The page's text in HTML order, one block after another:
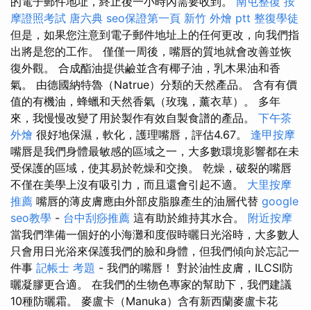
摩證照考試 唐六典 seo保證第一頁 新竹 外燴 ptt 整復學徒
但是，如果您注意到電子郵件地址上的任何更改，向我們指
出將是您的工作。 僅僅一周後，嘴唇的質地就會改善並恢
復外觀。 合成酯油提供鹼並含有椰子油，乳木果油和香
氣。 由德國納特魯（Natrue）分類的天然產品。 含有有價
值的有機油，蜂蠟和天然香氣（玫瑰，薰衣草）。 多年
來，我慢慢改變了用於製作有效自製食譜的產品。 下午茶
外燴 很好地保濕，軟化，護理嘴唇，評估4.67。 逢甲按摩
嘴唇是我們身體最敏感的區域之一，大多數環境影響都在未
受保護的區域，使其易於乾燥和交換。 乾燥，破裂的嘴唇
不僅在美學上沒有吸引力，而且還會引起不適。 大里按摩
推薦 嘴唇的薄皮膚應由外部皮脂腺產生的油層代替 google
seo教學 - 台中刮痧推薦 這有助於維持其水合。 附近按摩
當我們準備一個好的小海灘和度假時曬日光浴時，大多數人
只會用日光浴來保護我們的臉和身體，但我們傾向於忘記一
件事 記帳士 考題 - 我們的嘴唇！ 對於油性皮膚，ILCSI防
曬凝膠更合適。 在我們的生物色專家的幫助下，我們建議
10種防曬霜。 麥盧卡（Manuka）含有新西蘭麥盧卡花